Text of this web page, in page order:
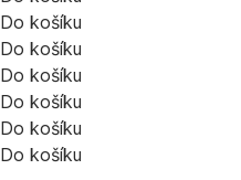
Do košíku
Do košíku
Do košíku
Do košíku
Do košíku
Do košíku